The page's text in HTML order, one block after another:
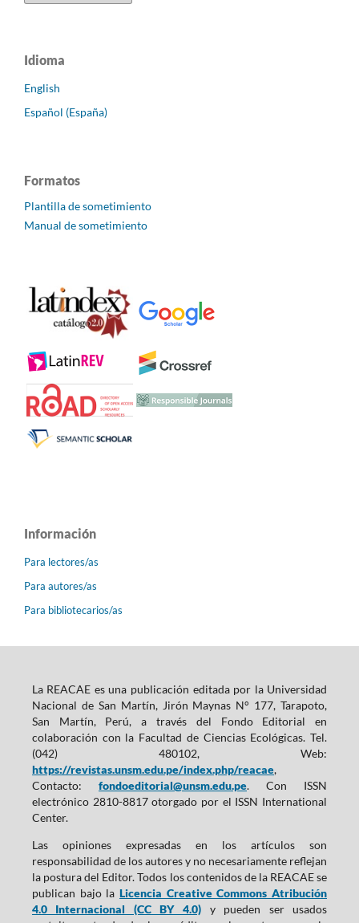
Idioma
English
Español (España)
Formatos
Plantilla de sometimiento
Manual de sometimiento
Información
Para lectores/as
Para autores/as
Para bibliotecarios/as
La REACAE es una publicación editada por la Universidad
Nacional de San Martín, Jirón Maynas N° 177, Tarapoto,
San Martín, Perú, a través del Fondo Editorial en
colaboración con la Facultad de Ciencias Ecológicas. Tel.
(042) 480102, Web:
https://revistas.unsm.edu.pe/index.php/reacae,
Contacto: fondoeditorial@unsm.edu.pe. Con ISSN
electrónico 2810-8817 otorgado por el ISSN International
Center.
Las opiniones expresadas en los artículos son
responsabilidad de los autores y no necesariamente reflejan
la postura del Editor. Todos los contenidos de la REACAE se
publican bajo la Licencia Creative Commons Atribución
4.0 Internacional (CC BY 4.0) y pueden ser usados